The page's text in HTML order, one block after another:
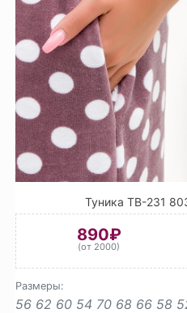
Туника ТВ-231
890₽
(от 2000)
Размеры:
56 62 60 54 70 68 66 58